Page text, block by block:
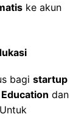
ke akun
bagi startup
dan